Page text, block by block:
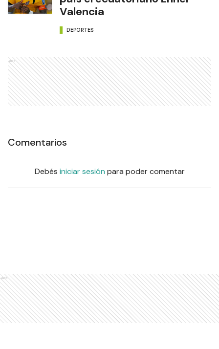
Valencia
DEPORTES
Ads
Comentarios
Debés iniciar sesión para poder comentar
Ads